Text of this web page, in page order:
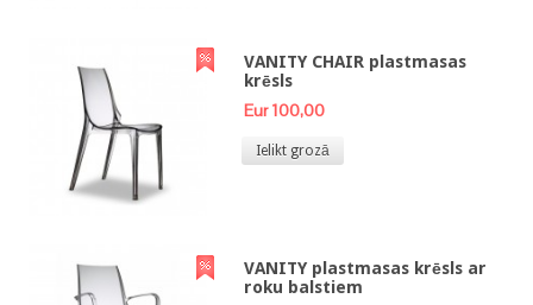
VANITY CHAIR plastmasas
krēsls
Eur 100,00
Ielikt grozā
VANITY plastmasas krēsls ar
roku balstiem